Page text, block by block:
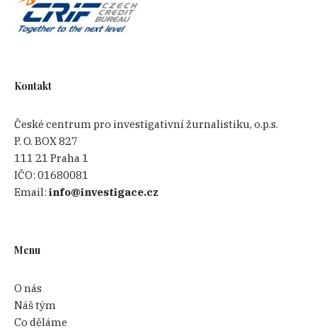
Kontakt
České centrum pro investigativní žurnalistiku, o.p.s.
P. O. BOX 827
111 21 Praha 1
IČO:01680081
Email:info@investigace.cz
Menu
O nás
Náš tým
Co děláme